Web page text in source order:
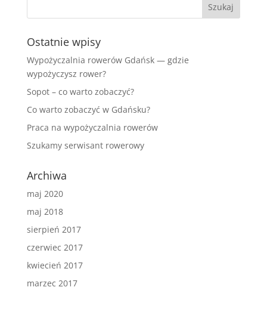
Ostatnie wpisy
Wypożyczalnia rowerów Gdańsk — gdzie
wypożyczysz rower?
Sopot – co warto zobaczyć?
Co warto zobaczyć w Gdańsku?
Praca na wypożyczalnia rowerów
Szukamy serwisant rowerowy
Archiwa
maj 2020
maj 2018
sierpień 2017
czerwiec 2017
kwiecień 2017
marzec 2017